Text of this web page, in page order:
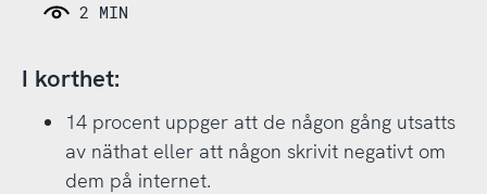
2 MIN
I korthet:
14 procent uppger att de någon gång utsatts
av näthat eller att någon skrivit negativt om
dem på internet.